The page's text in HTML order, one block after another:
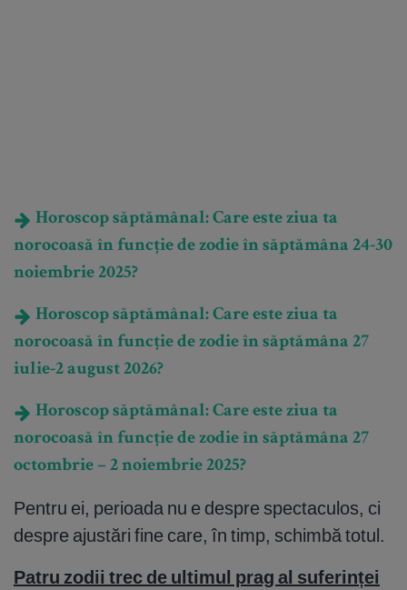
Horoscop săptămânal: Care este ziua ta
norocoasă în funcție de zodie în săptămâna 24-30
noiembrie 2025?
Horoscop săptămânal: Care este ziua ta
norocoasă în funcție de zodie în săptămâna 27
iulie-2 august 2026?
Horoscop săptămânal: Care este ziua ta
norocoasă în funcție de zodie în săptămâna 27
octombrie – 2 noiembrie 2025?
Pentru ei, perioada nu e despre spectaculos, ci
despre ajustări fine care, în timp, schimbă totul.
Patru zodii trec de ultimul prag al suferinței